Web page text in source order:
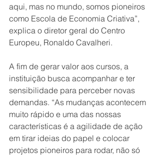
aqui, mas no mundo, somos pioneiros
como Escola de Economia Criativa”,
explica o diretor geral do Centro
Europeu, Ronaldo Cavalheri.
A fim de gerar valor aos cursos, a
instituição busca acompanhar e ter
sensibilidade para perceber novas
demandas. “As mudanças acontecem
muito rápido e uma das nossas
características é a agilidade de ação
em tirar ideias do papel e colocar
projetos pioneiros para rodar, não só